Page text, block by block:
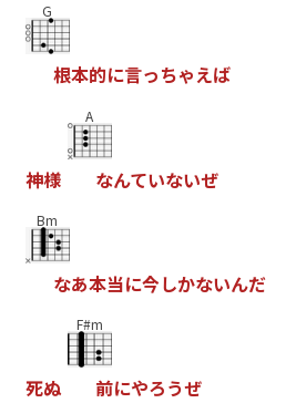
G
根本的に言っちゃえば
神様
A
なんていないぜ
Bm
なあ本当に今しかないんだ
死ぬ
F#m
前にやろうぜ